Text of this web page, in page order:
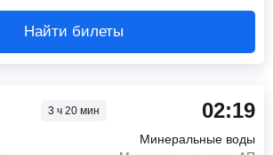
Найти билеты
3 ч 20 мин 02:19
Минеральные воды